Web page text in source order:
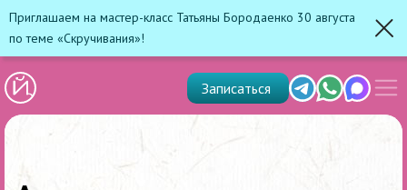
Приглашаем на мастер-класс Татьяны Бородаенко 30 августа
по теме «Скручивания»!
TelegramWhats'app
Max
Записаться
меню